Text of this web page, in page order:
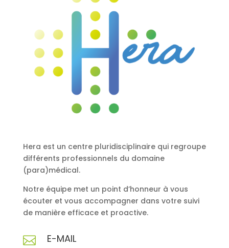
Hera est un centre pluridisciplinaire qui regroupe
différents professionnels du domaine
(para)médical.
Notre équipe met un point d’honneur à vous
écouter et vous accompagner dans votre suivi
de manière efficace et proactive.
 E-MAIL